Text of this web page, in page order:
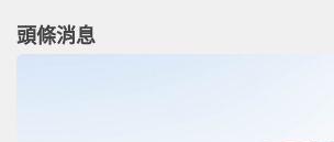
頭條消息